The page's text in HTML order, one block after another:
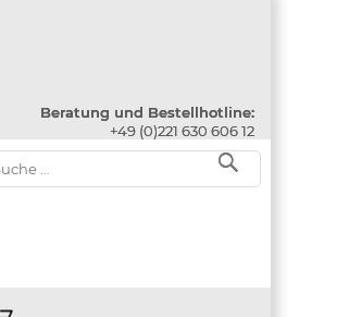
Beratung und Bestellhotline:
+49 (0)221 630 606 12